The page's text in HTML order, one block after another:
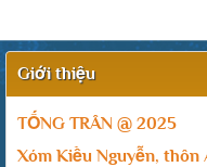
Giới thiệu
TỐNG TRÂN @ 2025
Xóm Kiều Nguyễn, thôn